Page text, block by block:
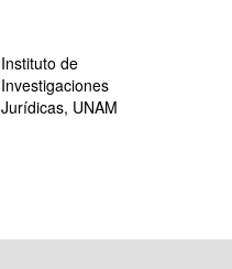
Instituto de
Investigaciones
Jurídicas, UNAM